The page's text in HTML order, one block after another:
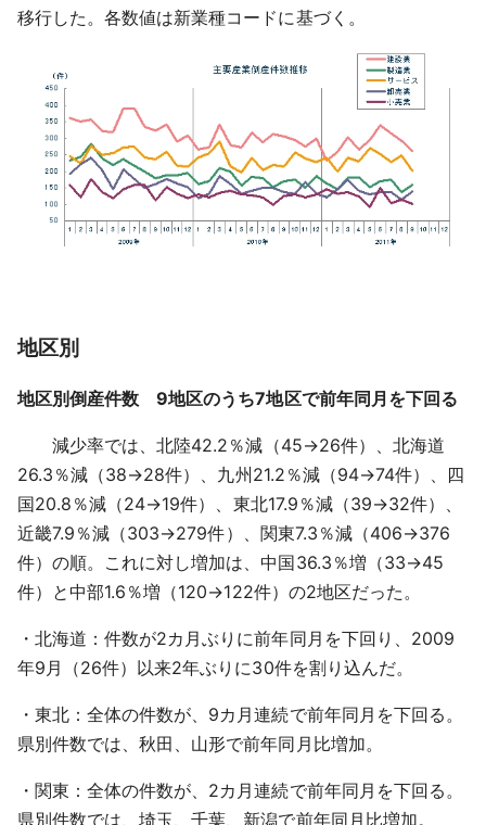
移行した。各数値は新業種コードに基づく。
地区別
地区別倒産件数 9地区のうち7地区で前年同月を下回る
減少率では、北陸42.2％減（45→26件）、北海道
26.3％減（38→28件）、九州21.2％減（94→74件）、四
国20.8％減（24→19件）、東北17.9％減（39→32件）、
近畿7.9％減（303→279件）、関東7.3％減（406→376
件）の順。これに対し増加は、中国36.3％増（33→45
件）と中部1.6％増（120→122件）の2地区だった。
・北海道：件数が2カ月ぶりに前年同月を下回り、2009
年9月（26件）以来2年ぶりに30件を割り込んだ。
・東北：全体の件数が、9カ月連続で前年同月を下回る。
県別件数では、秋田、山形で前年同月比増加。
・関東：全体の件数が、2カ月連続で前年同月を下回る。
県別件数では、埼玉、千葉、新潟で前年同月比増加。